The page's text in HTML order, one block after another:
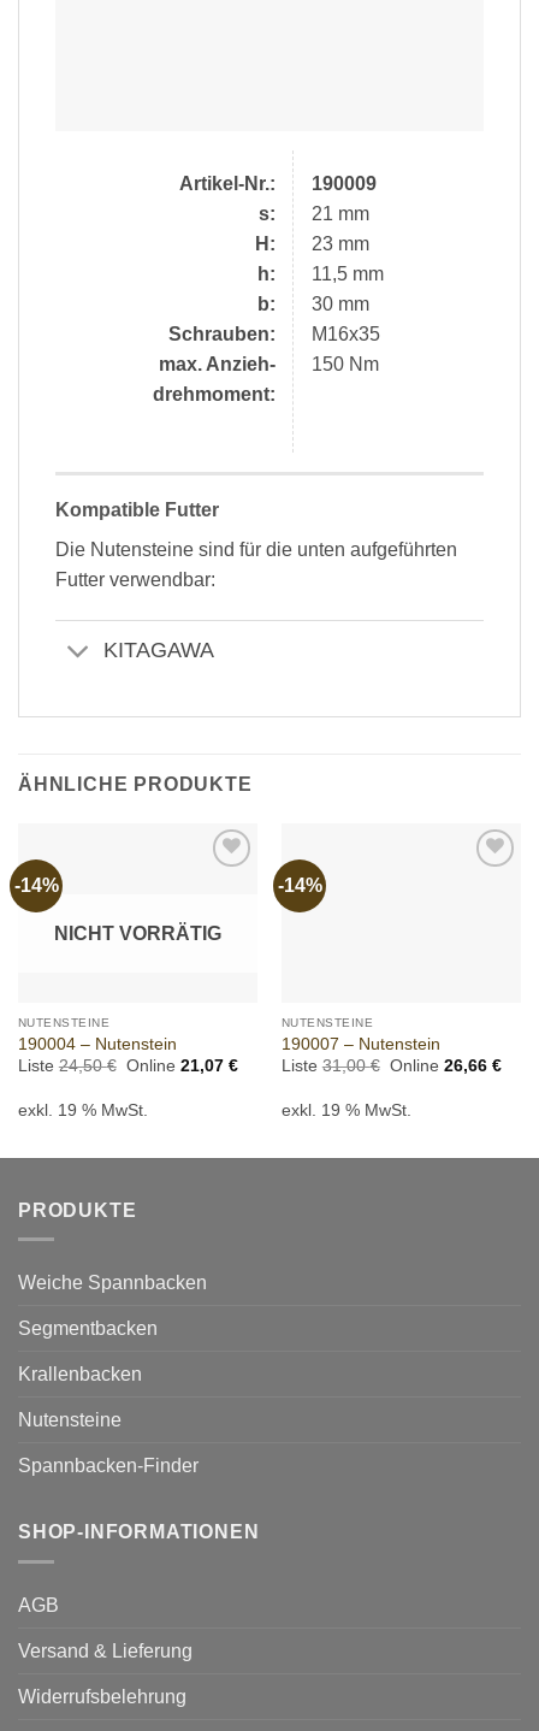
Artikel-Nr.:
s:
H:
h:
b:
Schrauben:
max. Anzieh-
drehmoment:
190009
21 mm
23 mm
11,5 mm
30 mm
M16x35
150 Nm
Kompatible Futter
Die Nutensteine sind für die unten aufgeführten
Futter verwendbar:
KITAGAWA
ÄHNLICHE PRODUKTE
-14%
NICHT VORRÄTIG
NUTENSTEINE
190004 – Nutenstein
Liste 24,50€ Ursprünglicher
24,50 €
Online 21,07 €Aktueller
21,07 €.
exkl. 19 % MwSt.
-14%
NUTENSTEINE
190007 – Nutenstein
Liste 31,00€ Ursprünglicher
31,00 €
Online 26,66 €
exkl. 19 % MwSt.
PRODUKTE
Weiche Spannbacken
Segmentbacken
Krallenbacken
Nutensteine
Spannbacken-Finder
SHOP-INFORMATIONEN
AGB
Versand & Lieferung
Widerrufsbelehrung